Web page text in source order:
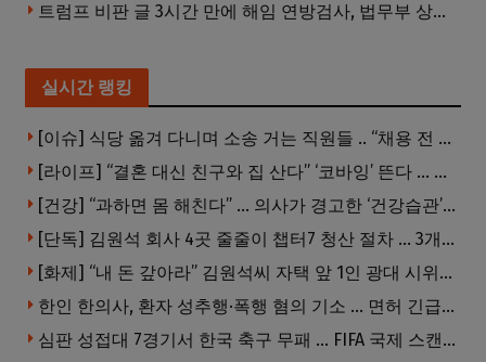
트럼프 비판 글 3시간 만에 해임 연방검사, 법무부 상대 소송
실시간 랭킹
[이슈] 식당 옮겨 다니며 소송 거는 직원들 .. “채용 전 반드시 확인해야”
[라이프] “결혼 대신 친구와 집 산다” ‘코바잉’ 뜬다 … 내 집 마련 공식 바뀌었다
[건강] “과하면 몸 해친다” … 의사가 경고한 ‘건강습관’ 5가지
[단독] 김원석 회사 4곳 줄줄이 챕터7 청산 절차 … 3개 법인 같은 날 동시 파산 신청
[화제] “내 돈 갚아라” 김원석씨 자택 앞 1인 광대 시위 … 한인 투자사, “108만 달러 못받아”
한인 한의사, 환자 성추행·폭행 혐의 기소 … 면허 긴급정지
심판 성접대 7경기서 한국 축구 무패 … FIFA 국제 스캔들 번지나